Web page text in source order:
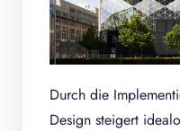
Durch die
Design steigert